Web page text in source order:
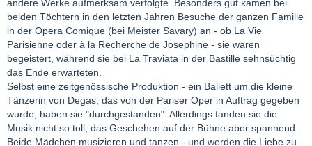
andere Werke aufmerksam verfolgte. Besonders gut kamen bei
beiden Töchtern in den letzten Jahren Besuche der ganzen Familie
in der Opera Comique (bei Meister Savary) an - ob La Vie
Parisienne oder à la Recherche de Josephine - sie waren
begeistert, während sie bei La Traviata in der Bastille sehnsüchtig
das Ende erwarteten.
Selbst eine zeitgenössische Produktion - ein Ballett um die kleine
Tänzerin von Degas, das von der Pariser Oper in Auftrag gegeben
wurde, haben sie "durchgestanden". Allerdings fanden sie die
Musik nicht so toll, das Geschehen auf der Bühne aber spannend.
Beide Mädchen musizieren und tanzen - und werden die Liebe zu